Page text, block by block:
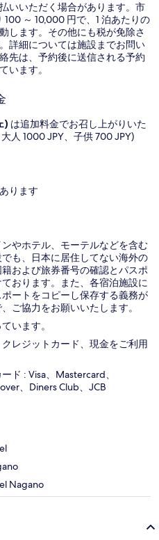
いいただく場合があります。市
100 ～ 10,000 円で、1 泊あたりの
します。その他にも税が免除さ
詳細については施設までお問い
先は、予約後に送信される予約
います。
) は追加料金でお召し上がりいた
人 1000 JPY、子供 700 JPY)
ります
やホテル、モーテルなどを含む
も、日本に​居住してない海外の
および旅券番号の確認とパスポ
おります。また、各宿泊施設に
ートをコピーし保存する義務が
ご協力をお願いいたします。
います。
レジットカード、現金をご利用
ド : Visa、Mastercard、
、Diners Club、JCB
Nagano